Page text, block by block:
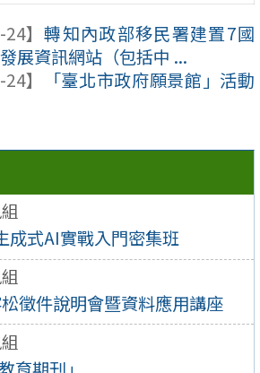
成式AI實戰入門密集班
徵件說明會暨資料應用講座
】 轉知內政部移民署建置7國
展資訊網站（包括中 ...
】
「臺北市政府願景館」活動